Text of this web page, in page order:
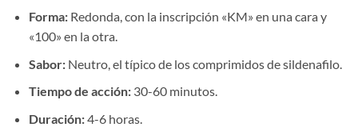
Forma:Redonda, con la inscripción «KM» en una cara y
«100» en la otra.
Sabor:Neutro, el típico de los comprimidos de sildenafilo.
Tiempo de acción:30-60 minutos.
Duración:4-6 horas.